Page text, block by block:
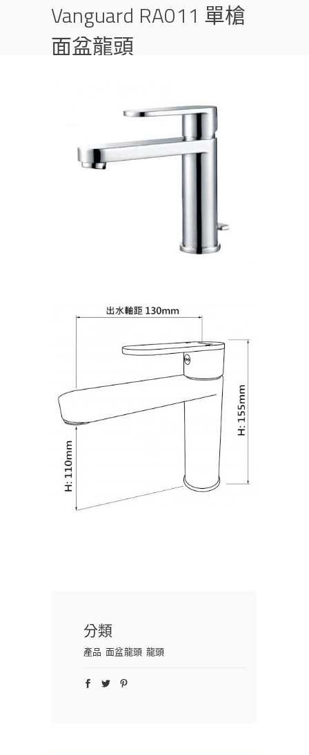
Vanguard RA011 單槍
面盆龍頭
分類
產品 面盆龍頭 龍頭